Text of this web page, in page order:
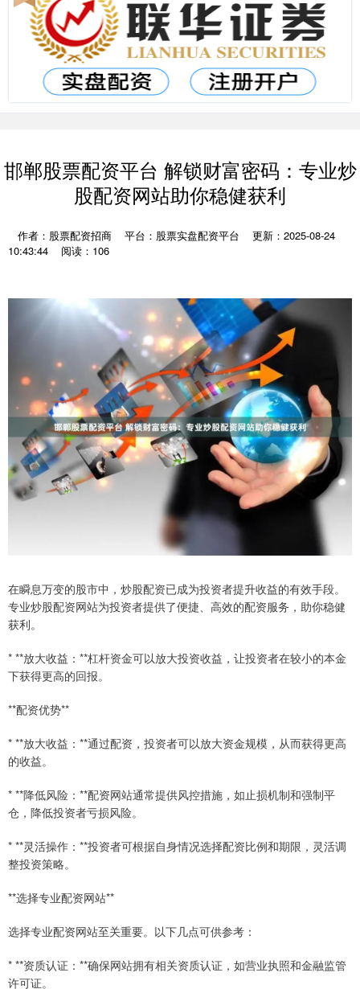
邯郸股票配资平台 解锁财富密码：专业炒
股配资网站助你稳健获利
作者：股票配资招商 平台：股票实盘配资平台
更新：2025-08-24
10:43:44
阅读：106
在瞬息万变的股市中，炒股配资已成为投资者提升收益的有效手段。
专业炒股配资网站为投资者提供了便捷、高效的配资服务，助你稳健
获利。
* **放大收益：**杠杆资金可以放大投资收益，让投资者在较小的本金
下获得更高的回报。
**配资优势**
* **放大收益：**通过配资，投资者可以放大资金规模，从而获得更高
的收益。
* **降低风险：**配资网站通常提供风控措施，如止损机制和强制平
仓，降低投资者亏损风险。
* **灵活操作：**投资者可根据自身情况选择配资比例和期限，灵活调
整投资策略。
**选择专业配资网站**
选择专业配资网站至关重要。以下几点可供参考：
* **资质认证：**确保网站拥有相关资质认证，如营业执照和金融监管
许可证。